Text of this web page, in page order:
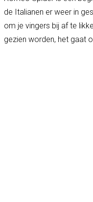
de Italianen er weer in
om je vingers bij af te
gezien worden, het gaat